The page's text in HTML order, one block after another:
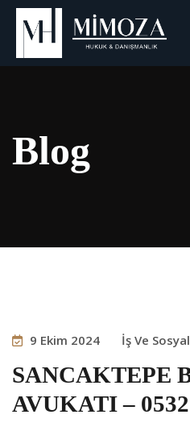
Blog
9 Ekim 2024 İş Ve
SANCAKTEPE
AVUKATI –